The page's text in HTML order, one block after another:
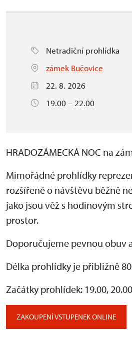
Netradiční prohlídka
zámek Bučovice
22. 8. 2026
19.00 – 22.00
HRADOZÁMECKÁ NOC na
Mimořádné prohlídky
rozšířené o návštěvu běžně
jako jsou věž s hodinovým
prostor.
Doporučujeme pevnou obuv
Délka prohlídky je přibližně
Začátky prohlídek: 19.00,
ZAKOUPENÍ VSTUPENEK ONLINE